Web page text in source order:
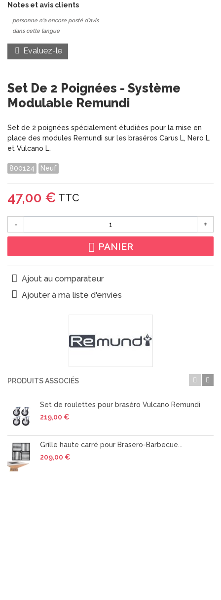
Notes et avis clients
personne n'a encore posté d'avis
dans cette langue
Evaluez-le
Set De 2 Poignées - Système
Modulable Remundi
Set de 2 poignées spécialement étudiées pour la mise en
place des modules Remundi sur les braséros Carus L, Nero L
et Vulcano L.
800124 Neuf
47,00 € TTC
- +
PANIER
Ajout au comparateur
Ajouter à ma liste d'envies
PRODUITS ASSOCIÉS
Set de roulettes pour braséro Vulcano Remundi
219,00 €
Grille haute carré pour Brasero-Barbecue...
209,00 €